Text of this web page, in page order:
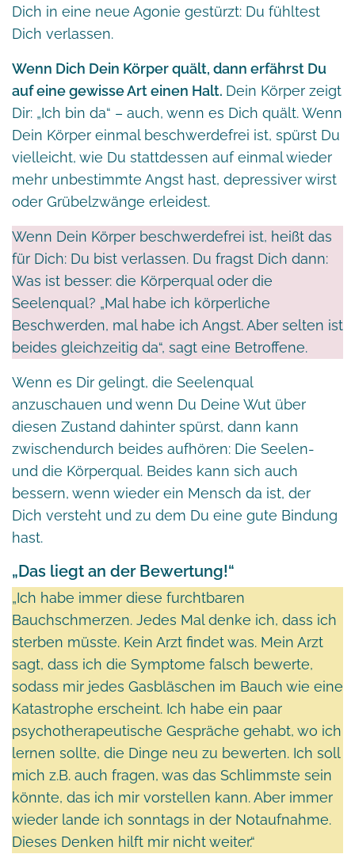
Dich in eine neue Agonie gestürzt: Du fühltest
Dich verlassen.
Wenn Dich Dein Körper quält, dann erfährst Du
auf eine gewisse Art einen Halt. Dein Körper zeigt
Dir: „Ich bin da“ – auch, wenn es Dich quält. Wenn
Dein Körper einmal beschwerdefrei ist, spürst Du
vielleicht, wie Du stattdessen auf einmal wieder
mehr unbestimmte Angst hast, depressiver wirst
oder Grübelzwänge erleidest.
Wenn Dein Körper beschwerdefrei ist, heißt das
für Dich: Du bist verlassen. Du fragst Dich dann:
Was ist besser: die Körperqual oder die
Seelenqual? „Mal habe ich körperliche
Beschwerden, mal habe ich Angst. Aber selten ist
beides gleichzeitig da“, sagt eine Betroffene.
Wenn es Dir gelingt, die Seelenqual
anzuschauen und wenn Du Deine Wut über
diesen Zustand dahinter spürst, dann kann
zwischendurch beides aufhören: Die Seelen-
und die Körperqual. Beides kann sich auch
bessern, wenn wieder ein Mensch da ist, der
Dich versteht und zu dem Du eine gute Bindung
hast.
„Das liegt an der Bewertung!“
„Ich habe immer diese furchtbaren
Bauchschmerzen. Jedes Mal denke ich, dass ich
sterben müsste. Kein Arzt findet was. Mein Arzt
sagt, dass ich die Symptome falsch bewerte,
sodass mir jedes Gasbläschen im Bauch wie eine
Katastrophe erscheint. Ich habe ein paar
psychotherapeutische Gespräche gehabt, wo ich
lernen sollte, die Dinge neu zu bewerten. Ich soll
mich z.B. auch fragen, was das Schlimmste sein
könnte, das ich mir vorstellen kann. Aber immer
wieder lande ich sonntags in der Notaufnahme.
Dieses Denken hilft mir nicht weiter.“